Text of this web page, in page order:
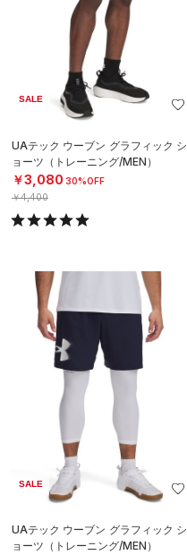
SALE
UAテック ウーブン グラフィック シ
ョーツ（トレーニング/MEN）
￥3,080 30%OFF
￥4,400
SALE
UAテック ウーブン グラフィック シ
ョーツ（トレーニング/MEN）